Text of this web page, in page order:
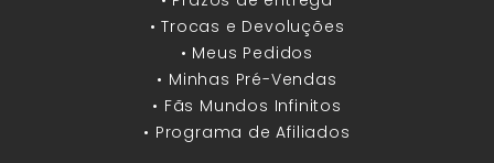
• Trocas e Devoluções
• Meus Pedidos
• Minhas Pré-Vendas
• Fãs Mundos Infinitos
• Programa de Afiliados